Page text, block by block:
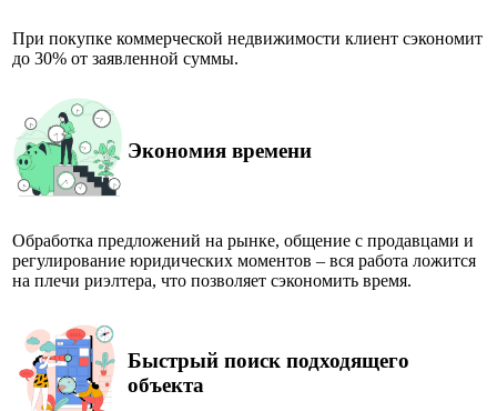
При покупке коммерческой недвижимости клиент сэкономит
до 30% от заявленной суммы.
Экономия времени
Обработка предложений на рынке, общение с продавцами и
регулирование юридических моментов – вся работа ложится
на плечи риэлтера, что позволяет сэкономить время.
Быстрый поиск подходящего
объекта